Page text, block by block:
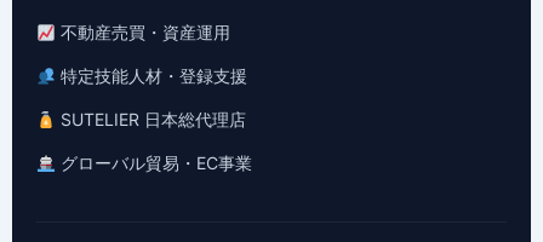
不動産売買・資産運用
特定技能人材・登録支援
SUTELIER 日本総代理店
グローバル貿易・EC事業